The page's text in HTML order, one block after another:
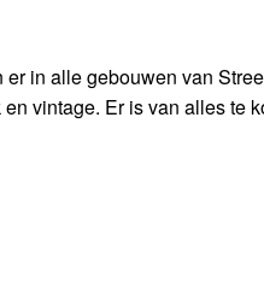
in alle gebouwen van
vintage. Er is van alles te